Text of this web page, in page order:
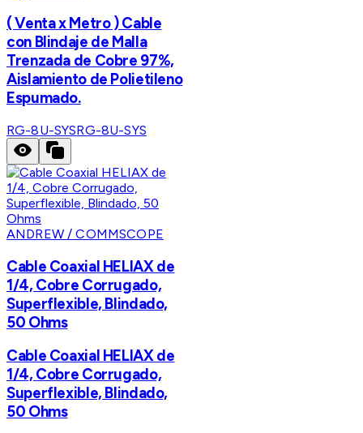
( Venta x Metro ) Cable
con Blindaje de Malla
Trenzada de Cobre 97%,
Aislamiento de Polietileno
Espumado.
RG-8U-SYSRG-8U-SYS
ANDREW / COMMSCOPE
Cable Coaxial HELIAX de
1/4, Cobre Corrugado,
Superflexible, Blindado,
50 Ohms
Cable Coaxial HELIAX de
1/4, Cobre Corrugado,
Superflexible, Blindado,
50 Ohms